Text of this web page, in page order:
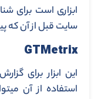
ابزاری است برای
سایت قبل از آن که
GTMetrix
این ابزار برای
استفاده از آن